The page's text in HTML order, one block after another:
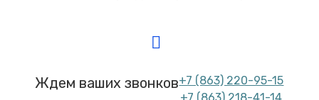
Ждем ваших звонков+7 (863) 220-95-15